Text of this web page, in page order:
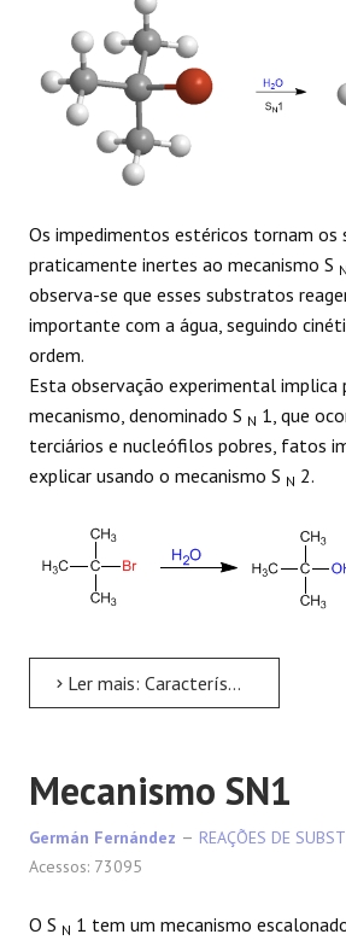
ESPECTROSCOPIA
REAÇÕES
Os impedimentos estéricos tornam
praticamente inertes ao mecanismo S N
observa-se que esses substratos
importante com a água, seguindo
ordem.
Esta observação experimental implica
mecanismo, denominado S N 1, que
terciários e nucleófilos pobres, fatos
explicar usando o mecanismo S N 2.
Ler mais: Características gerais do SN1
Mecanismo SN1
Germán Fernández
REAÇÕES DE
Acessos: 73095
O S N 1 tem um mecanismo